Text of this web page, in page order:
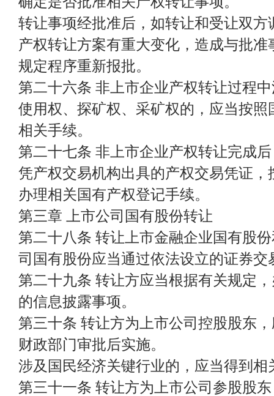
转让事项经批准后，如转让和受让双
产权转让方案有重大变化，造成与批
规定程序重新报批。
第二十六条 非上市企业产权转让过程
使用权、探矿权、采矿权的，应当按
相关手续。
第二十七条 非上市企业产权转让完成
凭产权交易机构出具的产权交易凭证
办理相关国有产权登记手续。
第三章 上市公司国有股份转让
第二十八条 转让上市金融企业国有股
司国有股份应当通过依法设立的证券交
第二十九条 转让方应当根据有关规定
的信息披露事项。
第三十条 转让方为上市公司控股股东
财政部门审批后实施。
涉及国民经济关键行业的，应当得到相
第三十一条 转让方为上市公司参股股